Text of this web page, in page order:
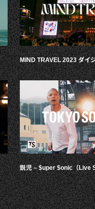
MIND TRAVEL 2023 ダイ
鋭児 – $uper $onic（Live